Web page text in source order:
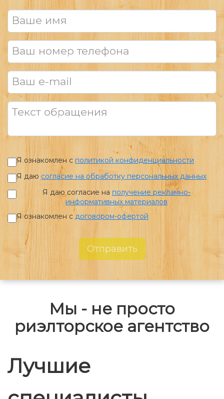
Ваше имя
Ваш номер телефона
Ваш e-mail
Текст обращения
Я ознакомлен сполитикой конфиденциальности
Я даюсогласие на обработку персональных данных
Я даю согласие на получение рекламно-
информативных материалов
Я ознакомлен с договором-офертой
Отправить
Мы - не просто
риэлторское агентство
Лучшие